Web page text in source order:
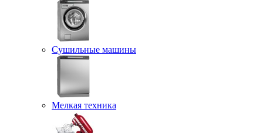
Сушильные машины
Мелкая техника